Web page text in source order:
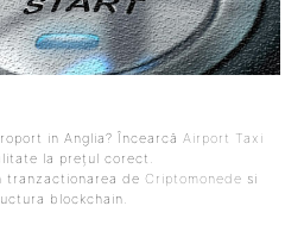
in Anglia? Încearcă Airport Taxi
la prețul corect.
tranzactionarea de Criptomonede si
blockchain.